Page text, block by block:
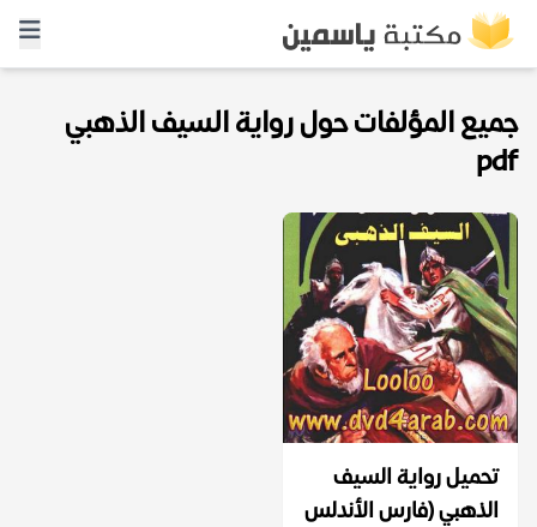
جميع المؤلفات حول رواية السيف الذهبي
pdf
تحميل رواية السيف
الذهبي (فارس الأندلس